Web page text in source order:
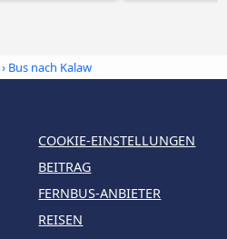
› Bus nach Kalaw
COOKIE-EINSTELLUNGEN
BEITRAG
FERNBUS-ANBIETER
REISEN